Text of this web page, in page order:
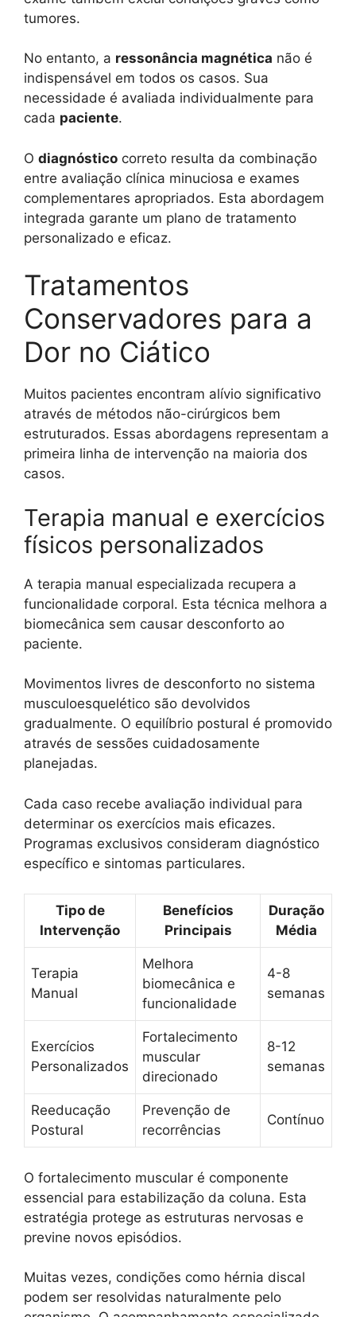
tumores.
No entanto, a ressonância magnética não é
indispensável em todos os casos. Sua
necessidade é avaliada individualmente para
cada paciente.
O diagnóstico correto resulta da combinação
entre avaliação clínica minuciosa e exames
complementares apropriados. Esta abordagem
integrada garante um plano de tratamento
personalizado e eficaz.
Tratamentos
Conservadores para a
Dor no Ciático
Muitos pacientes encontram alívio significativo
através de métodos não-cirúrgicos bem
estruturados. Essas abordagens representam a
primeira linha de intervenção na maioria dos
casos.
Terapia manual e exercícios
físicos personalizados
A terapia manual especializada recupera a
funcionalidade corporal. Esta técnica melhora a
biomecânica sem causar desconforto ao
paciente.
Movimentos livres de desconforto no sistema
musculoesquelético são devolvidos
gradualmente. O equilíbrio postural é promovido
através de sessões cuidadosamente
planejadas.
Cada caso recebe avaliação individual para
determinar os exercícios mais eficazes.
Programas exclusivos consideram diagnóstico
específico e sintomas particulares.
Tipo de
Intervenção
Benefícios
Principais
Duração
Média
Terapia
Manual
Melhora
biomecânica e
funcionalidade
4-8
semanas
Exercícios
Personalizados
Fortalecimento
muscular
direcionado
8-12
semanas
Reeducação
Postural
Prevenção de
recorrências
Contínuo
O fortalecimento muscular é componente
essencial para estabilização da coluna. Esta
estratégia protege as estruturas nervosas e
previne novos episódios.
Muitas vezes, condições como hérnia discal
podem ser resolvidas naturalmente pelo